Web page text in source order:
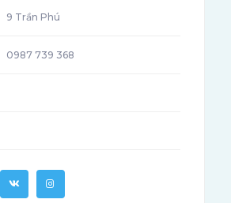
9 Trần Phú
0987 739 368